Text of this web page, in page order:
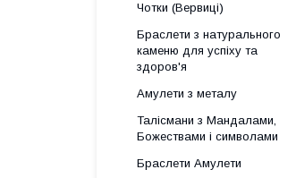
Чотки (Вервиці)
Браслети з натурального
каменю для успіху та
здоров'я
Амулети з металу
Талісмани з Мандалами,
Божествами і символами
Браслети Амулети